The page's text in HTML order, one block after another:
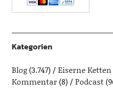
Kategorien
Blog(3.747) Eiserne Ketten
Kommentar(8) Podcast